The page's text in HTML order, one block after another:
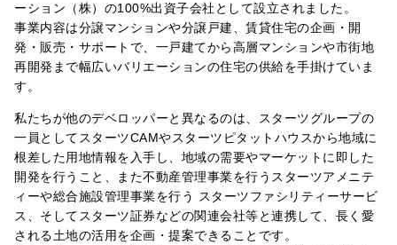
ーション（株）の100%出資子会社として設立されました。
事業内容は分譲マンションや分譲戸建、賃貸住宅の企画・開
発・販売・サポートで、一戸建てから高層マンションや市街地
再開発まで幅広いバリエーションの住宅の供給を手掛けていま
す。
私たちが他のデベロッパーと異なるのは、スターツグループの
一員としてスターツCAMやスターツピタットハウスから地域に
根差した用地情報を入手し、地域の需要やマーケットに即した
開発を行うこと、また不動産管理事業を行うスターツアメニテ
ィーや総合施設管理事業を行う スターツファシリティーサービ
ス、そしてスターツ証券などの関連会社等と連携して、長く愛
される土地の活用を企画・提案できることです。